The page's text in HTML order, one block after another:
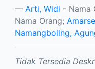
Arti, Widi - Nama
Nama Orang;
Namangboling,
Tidak Tersedia